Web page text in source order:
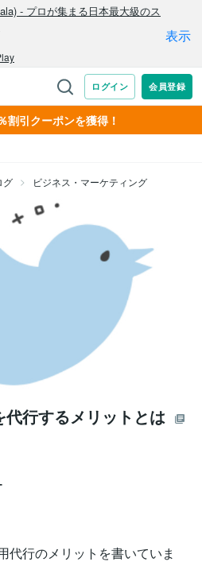
割引クーポンを獲得！
グ ビジネス・マーケティング
行するメリットとは
代行のメリットを書いていま